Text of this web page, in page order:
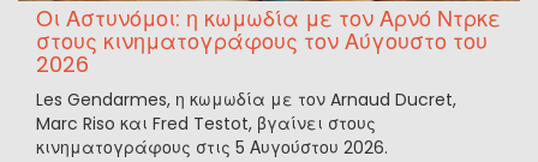
Οι Αστυνόμοι: η κωμωδία με τον Αρνό Ντρκε
στους κινηματογράφους τον Αύγουστο του
2026
Les Gendarmes, η κωμωδία με τον Arnaud Ducret,
Marc Riso και Fred Testot, βγαίνει στους
κινηματογράφους στις 5 Αυγούστου 2026.